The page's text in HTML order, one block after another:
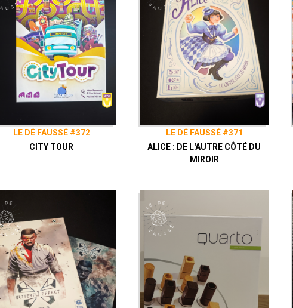
LE DÉ FAUSSÉ #372
CITY TOUR
LE DÉ FAUSSÉ #371
ALICE : DE L'AUTRE CÔTÉ DU
MIROIR